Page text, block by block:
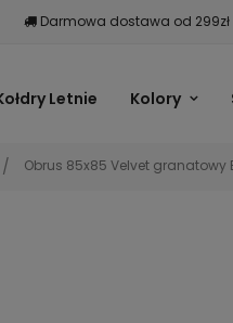
Darmowa dostawa od 299zł
Letnie Kolory
Obrus 85x85 Velvet granatowy